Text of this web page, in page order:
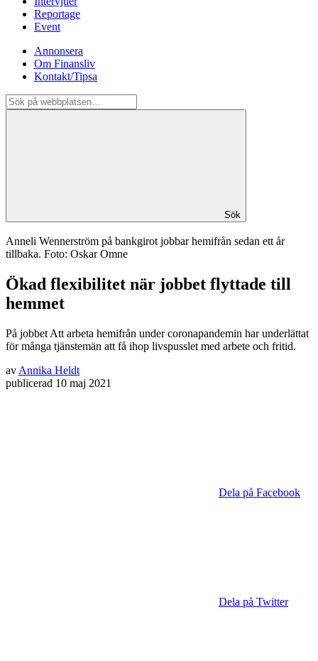
Reportage
Event
Annonsera
Om Finansliv
Kontakt/Tipsa
Sök
Anneli Wennerström på bankgirot jobbar hemifrån sedan ett år
tillbaka. Foto: Oskar Omne
Ökad flexibilitet när jobbet flyttade till
hemmet
På jobbet Att arbeta hemifrån under coronapandemin har underlättat
för många tjänstemän att få ihop livspusslet med arbete och fritid.
av Annika Heldt
publicerad 10 maj 2021
Dela på Facebook
Dela på Twitter